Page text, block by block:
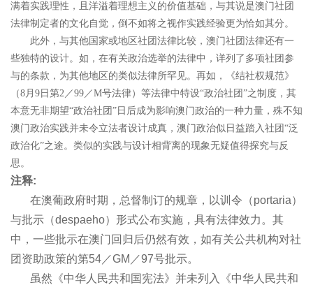
满着实践理性，且洋溢着理想主义的价值基础，与其说是澳门社团
法律制定者的文化自觉，倒不如将之视作实践经验更为恰如其分。
此外，与其他国家或地区社团法律比较，澳门社团法律还有一
些独特的设计。如，在有关政治选举的法律中，详列了多项社团参
与的条款，为其他地区的类似法律所罕见。再如，《结社权规范》
（8月 9 日第2／99／M号法律）等法律中特设“政治社团 ”之制度，其
本意无非期望“政治社团 ” 日后成为影响澳门政治的一种力量，殊不知
澳门政治实践并未令立法者设计成真，澳门政治似日益踏入社团 “泛
政治化”之途。类似的实践与设计相背离的现象无疑值得探究与反
思。
注释:
在澳葡政府时期，总督制订的规章，以训令（portaria）
与批示（despaeho）形式公布实施，具有法律效力。其
中，一些批示在澳门回归后仍然有效，如有关公共机构对社
团资助政策的第54／GM／97号批示。
虽然《中华人民共和国宪法》并未列入《中华人民共和